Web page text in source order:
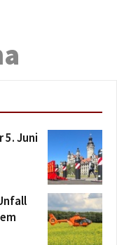
5. Juni